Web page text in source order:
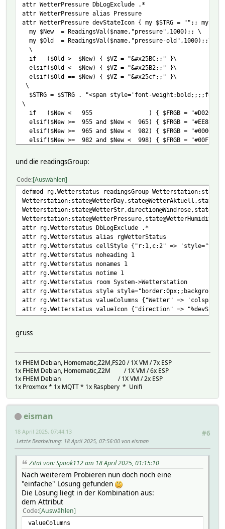
attr WetterPressure DbLogExclude .*
attr WetterPressure alias Pressure
attr WetterPressure devStateIcon { my $STRG = "";; my
my $New = ReadingsVal($name,"pressure",1000);; \
my $Old = ReadingsVal($name,"pressure-old",1000);;\
\
if ($Old > $New) { $VZ = "&#x25BC;;" }\
elsif($Old < $New) { $VZ = "&#x25B2;;" }\
elsif($Old == $New) { $VZ = "&#x25cf;;" }\
\
$STRG = $STRG . "<span style='font-
\
if ($New < 955 ) { $FRGB = "#D02090"
elsif($New >= 955 and $New < 965) { $FRGB =
elsif($New >= 965 and $New < 982) { $FRGB =
elsif($New >= 982 and $New < 998) { $FRGB =
elsif($New >= 1016 and $New < 1032) { $FRGB =
elsif($New >= 1032 and $New < 1050) { $FRGB =
elsif($New >= 1050 ) { $FRGB =
\
$STRG = $STRG . "<span style='font-
$STRG = $STRG . "<span style='font-weight:bold;;;;font-
\
return $STRG;;\
}
attr WetterPressure devStateStyle style="text-
attr WetterPressure group weather
attr WetterPressure oldreadings pressure
attr WetterPressure readingList state pressure
attr WetterPressure room System->Wetterstation
attr WetterPressure setList state pressure
attr WetterPressure stateFormat pressure
attr WetterPressure userReadings pressure-old {
und die readingsGroup:
Code Auswählen
defmod rg.Wetterstatus readingsGroup
attr rg.Wetterstatus DbLogExclude .*
attr rg.Wetterstatus alias rgWetterStatus
attr rg.Wetterstatus cellStyle {"r:1,c:2" =>
attr rg.Wetterstatus noheading 1
attr rg.Wetterstatus nonames 1
attr rg.Wetterstatus notime 1
attr rg.Wetterstatus room System->Wetterstation
attr rg.Wetterstatus style
attr rg.Wetterstatus valueColumns {"Wetter" =>
attr rg.Wetterstatus valueIcon {"direction" =>
gruss
1x FHEM Debian, Homematic,Z2M,FS20 / 1X VM / 7x ESP
1x FHEM Debian, Homematic,Z2M / 1X VM / 6x ESP
1x FHEM Debian / 1X VM / 2x ESP
1x Proxmox * 1x MQTT * 1x Raspbery * Unifi
eisman
#6
18 April 2025, 07:44:13
Letzte Bearbeitung: 18 April 2025, 07:56:00 von eisman
Zitat von: Spook112 am 18 April 2025, 01:15:10
Nach weiterem Probieren nun doch noch eine
"einfache" Lösung gefunden
Die Lösung liegt in der Kombination aus:
dem Attribut
Code Auswählen
valueColumns